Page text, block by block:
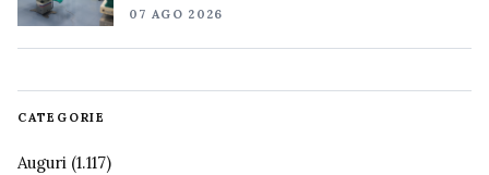
07 AGO 2026
CATEGORIE
Auguri (1.117)